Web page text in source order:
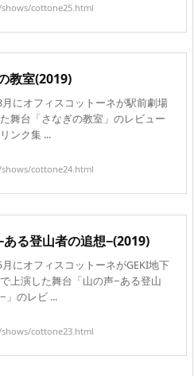
cottone25.html
教室(2019)
月にオフィスコットーネが駅前劇場
舞台「さなぎの教室」のレビュー
ンク集 ...
cottone24.html
ある登山者の追想−(2019)
にオフィスコットーネがGEKI地下
上演した舞台「山の声−ある登山
」のレビ ...
cottone23.html